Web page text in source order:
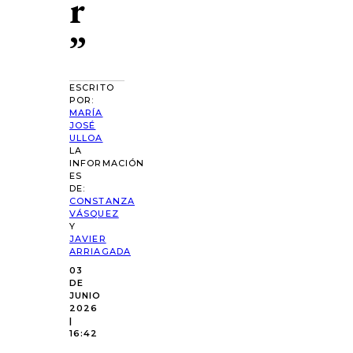
”
ESCRITO
POR:
MARÍA
JOSÉ
ULLOA
LA
INFORMACIÓN
ES
DE:
CONSTANZA
VÁSQUEZ
Y
JAVIER
ARRIAGADA
03
DE
JUNIO
2026
|
16:42